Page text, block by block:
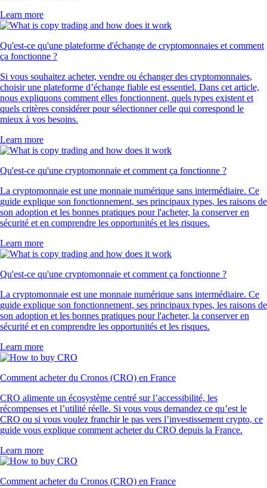
Learn more
Qu'est-ce qu'une plateforme d'échange de cryptomonnaies et comment
ça fonctionne ?
Si vous souhaitez acheter, vendre ou échanger des cryptomonnaies,
choisir une plateforme d’échange fiable est essentiel. Dans cet article,
nous expliquons comment elles fonctionnent, quels types existent et
quels critères considérer pour sélectionner celle qui correspond le
mieux à vos besoins.
Learn more
Qu'est-ce qu'une cryptomonnaie et comment ça fonctionne ?
La cryptomonnaie est une monnaie numérique sans intermédiaire. Ce
guide explique son fonctionnement, ses principaux types, les raisons de
son adoption et les bonnes pratiques pour l'acheter, la conserver en
sécurité et en comprendre les opportunités et les risques.
Learn more
Qu'est-ce qu'une cryptomonnaie et comment ça fonctionne ?
La cryptomonnaie est une monnaie numérique sans intermédiaire. Ce
guide explique son fonctionnement, ses principaux types, les raisons de
son adoption et les bonnes pratiques pour l'acheter, la conserver en
sécurité et en comprendre les opportunités et les risques.
Learn more
Comment acheter du Cronos (CRO) en France
CRO alimente un écosystème centré sur l’accessibilité, les
récompenses et l’utilité réelle. Si vous vous demandez ce qu’est le
CRO ou si vous voulez franchir le pas vers l’investissement crypto, ce
guide vous explique comment acheter du CRO depuis la France.
Learn more
Comment acheter du Cronos (CRO) en France